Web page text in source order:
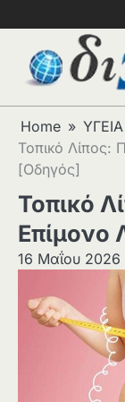
Home
ΥΓΕΙΑ
Τοπικό Λίπος:
[Οδηγός]
Τοπικό
Επίμονο
16 Μαΐου 2026